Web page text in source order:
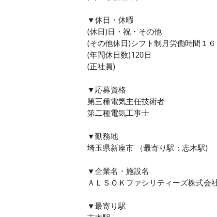
▼休日・休暇
(休日)日・祝・その他
(その他休日)シフト制月労働時間１
(年間休日数)120日
(正社員)
▼応募資格
第三種電気主任技術者
第二種電気工事士
▼勤務地
埼玉県新座市 （最寄り駅：志木駅)
▼企業名・施設名
ＡＬＳＯＫファシリティーズ株式会
▼最寄り駅